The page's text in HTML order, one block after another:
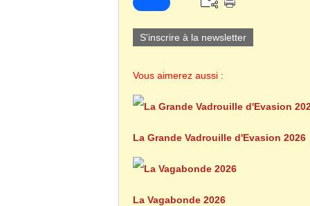
S'inscrire à la newsletter
Vous aimerez aussi :
La Grande Vadrouille d'Evasion 2026
La Vagabonde 2026